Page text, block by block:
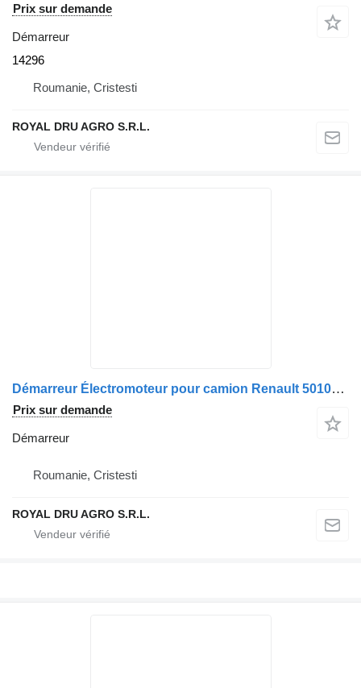
Prix sur demande
Démarreur
14296
Roumanie, Cristesti
ROYAL DRU AGRO S.R.L.
Démarreur Électromoteur pour camion Renault 5010306592 / 5010508380 / 5010480196 / 5001853713
Prix sur demande
Démarreur
Roumanie, Cristesti
ROYAL DRU AGRO S.R.L.